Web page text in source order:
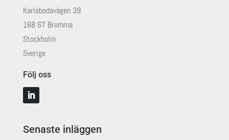
Karlsbodavägen 39
168 67 Bromma
Stockholm
Sverige
Följ oss
Senaste inläggen